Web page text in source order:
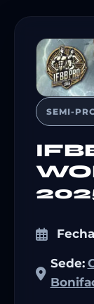
SEMI-
Sede: